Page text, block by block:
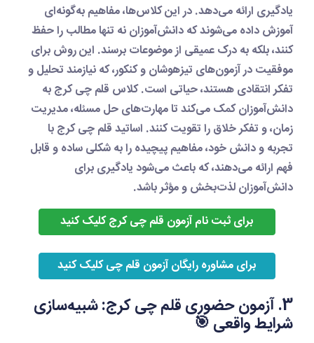
یادگیری ارائه می‌دهد. در این کلاس‌ها، مفاهیم به‌گونه‌ای
آموزش داده می‌شوند که دانش‌آموزان نه تنها مطالب را حفظ
کنند، بلکه به درک عمیقی از موضوعات برسند. این روش برای
موفقیت در آزمون‌های تیزهوشان و کنکور، که نیازمند تحلیل و
تفکر انتقادی هستند، حیاتی است.کلاس قلم چی کرجبه
دانش‌آموزان کمک می‌کند تا مهارت‌های حل مسئله، مدیریت
زمان، و تفکر خلاق را تقویت کنند. اساتیدقلم چی کرجبا
تجربه و دانش خود، مفاهیم پیچیده را به شکلی ساده و قابل
فهم ارائه می‌دهند، که باعث می‌شود یادگیری برای
دانش‌آموزان لذت‌بخش و مؤثر باشد.
برای ثبت نام آزمون قلم چی کرج کلیک کنید
برای مشاوره رایگان آزمون قلم چی کلیک کنید
3. آزمون حضوری قلم چی کرج: شبیه‌سازی
شرایط واقعی 🎯